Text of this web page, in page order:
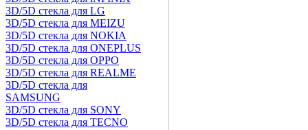
3D/5D стекла для LG
3D/5D стекла для MEIZU
3D/5D стекла для NOKIA
3D/5D стекла для ONEPLUS
3D/5D стекла для OPPO
3D/5D стекла для REALME
3D/5D стекла для
SAMSUNG
3D/5D стекла для SONY
3D/5D стекла для TECNO